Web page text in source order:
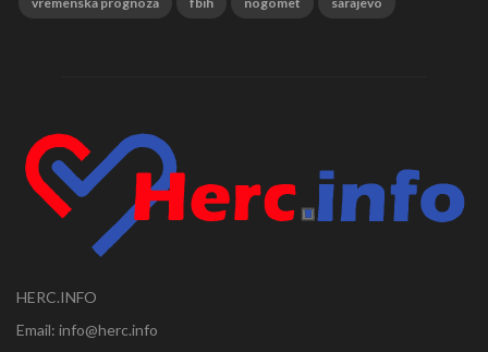
HERC.INFO
Email: info@herc.info